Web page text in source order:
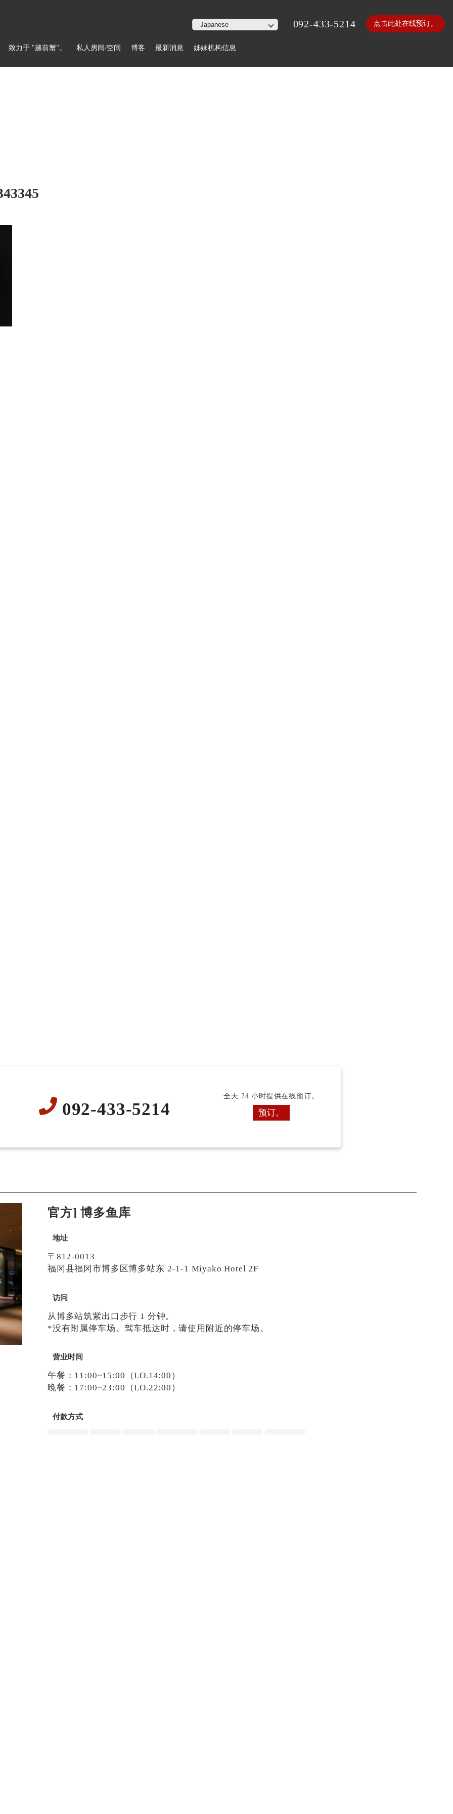
致力于 "越前蟹"。 私人房间/空间 博客 最新消息 姊妹机构信息
092-433-5214 点击此处在线预订。
092-433-5214
全天 24 小时提供在线预订。
预订。
官方] 博多鱼库
地址
〒812-0013
福冈县福冈市博多区博多站东 2-1-1 Miyako Hotel 2F
访问
从博多站筑紫出口步行 1 分钟。
*没有附属停车场。驾车抵达时，请使用附近的停车场。
营业时间
午餐：11:00~15:00（LO.14:00）
晚餐：17:00~23:00（LO.22:00）
付款方式